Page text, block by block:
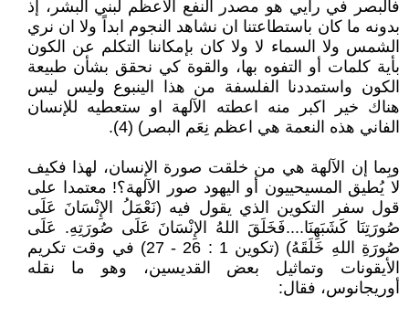
فالبصر في رأيي هو مصدر النفع الأعظم لبني البشر، إذ
بدونه ما كان باستطاعتنا ان نشاهد النجوم ابداً ولا ان نري
الشمس ولا السماء لا ولا كان بإمكاننا التكلم عن الكون
بأية كلمات أو التفوه بها، والقوة كي نحقق بشأن طبيعة
الكون واستمددنا الفلسفة من هذا الينبوع وليس ليس
هناك خير اكبر منه اعطته الآلهة او ستعطيه للإنسان
الفاني هذه النعمة هي اعظم نِعَم البصر) (4).
وبِما إن الآلهة هي من خلقت صورة الإنسان، لهذا فكيف
لا يُطيق المسيحييون أو اليهود صور الآلهة؟! معتمدا على
قول سفر التكوين الذي يقول فيه (نَعْمَلُ الإِنْسَانَ عَلَى
صُورَتِنَا كَشَبَهِنَا....فَخَلَقَ اللهُ الإِنْسَانَ عَلَى صُورَتِهِ. عَلَى
صُورَةِ اللهِ خَلَقَهُ) (تكوين 1 : 26 - 27) في وقت تكريم
الأيقونات وتماثيل بعض القديسين، وهو ما نقله
أوريجانوس، فقال: